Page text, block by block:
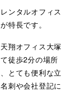
ンタルオフィス
特長です。
翔オフィス大塚
徒歩2分の場所
とても便利な立
刺や会社登記に